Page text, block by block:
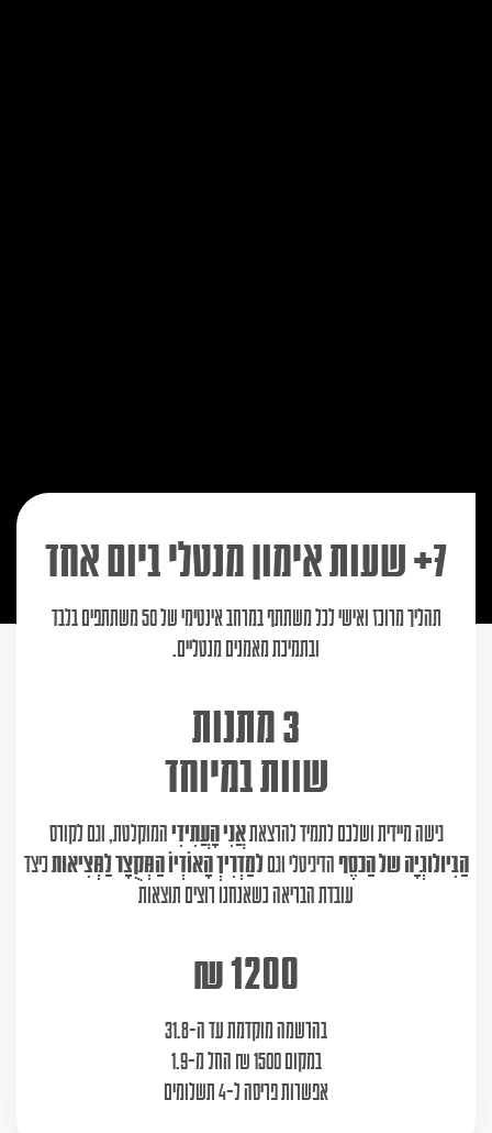
7+ שעות אימון מנטלי ביום אחד​
תהליך מרוכז ואישי לכל משתתף במרחב אינטימי של 50 משתתפים בלבד
ובתמיכת מאמנים מנטליים.
3 מתנות
שוות במיוחד
גישה מיידית ושלכם לתמיד להרצאתאֲנִי הָעֲתִידִיהמוקלטת, וגם לקורס
הַבִּיולוגְיָה של הַכסֶףהדיגיטלי וגםלמַדְרִיךְ הָאוֹדְיוֹ הַמְּקֻצָּר לַמְּצִיאוּתכיצד
עובדת הבריאה כשאנחנו רוצים תוצאות
1200 ₪
בהרשמה מוקדמת עד ה-31.8
במקום 1500 ₪ החל מ-1.9
אפשרות פריסה ל-4 תשלומים